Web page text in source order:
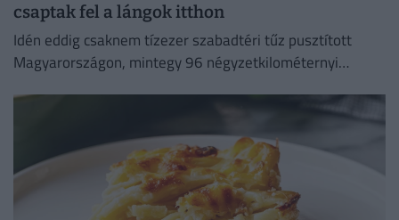
csaptak fel a lángok itthon
Idén eddig csaknem tízezer szabadtéri tűz pusztított
Magyarországon, mintegy 96 négyzetkilométernyi